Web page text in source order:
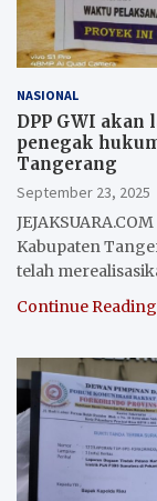
NASIONAL
DPP GWI
penegak
Tangerang
September 23, 2025
Kabupaten
telah
Continue Reading